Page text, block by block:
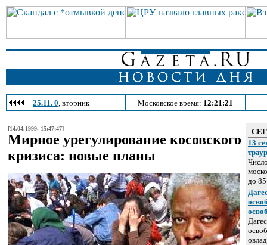
25.11. 0, вторник Московское время: 12:21:21
[14.04.1999, 15:47:47]
Мирное урегулирование косовского
кризиса: новые планы
13
до 85